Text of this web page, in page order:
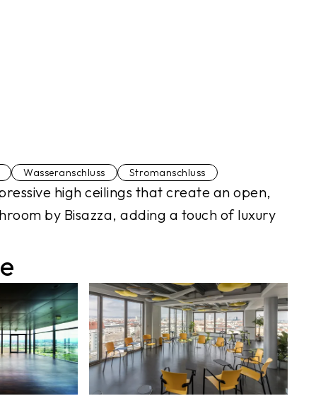
Wasseranschluss Stromanschluss
high ceilings that create an open,
by Bisazza, adding a touch of luxury